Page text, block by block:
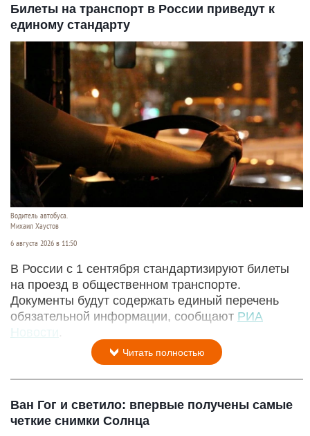
Билеты на транспорт в России приведут к
единому стандарту
Водитель автобуса.
Михаил Хаустов
6 августа 2026 в 11:50
В России с 1 сентября стандартизируют билеты
на проезд в общественном транспорте.
Документы будут содержать единый перечень
обязательной информации, сообщают РИА
Новости
Читать полностью
Ван Гог и светило: впервые получены самые
четкие снимки Солнца